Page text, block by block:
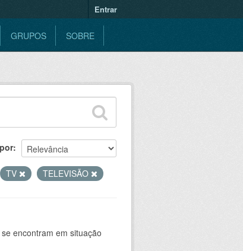
Entrar
GRUPOS SOBRE
TV TELEVISÃO
encontram em situação